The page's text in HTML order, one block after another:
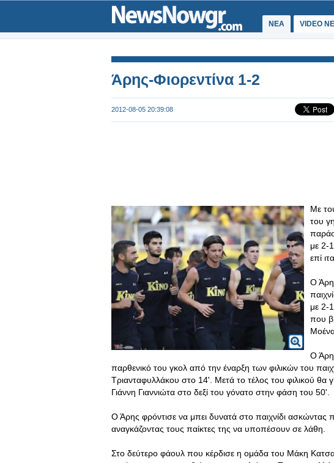
ΝΕΑ VIDEO
Άρης-Φιορεντίνα 1-2
2012-08-05 20:39:08
Με
του
με 2-1
επί
Ο
με 2-
που
Ο
παρθενικό του γκολ από την έναρξη των φιλικών του
Τριανταφυλλάκου στο 14'. Μετά το τέλος του φιλικού θα
Γιάννη Γιαννιώτα στο δεξί του γόνατο στην φάση του 50'.
Ο Άρης φρόντισε να μπει δυνατά στο παιχνίδι ασκώντας
αναγκάζοντας τους παίκτες της να υποπέσουν σε λάθη.
Στο δεύτερο φάουλ που κέρδισε η ομάδα του Μάκη